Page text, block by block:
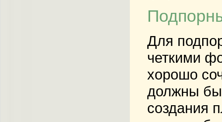
Для
четкими
хорошо
должны
создания